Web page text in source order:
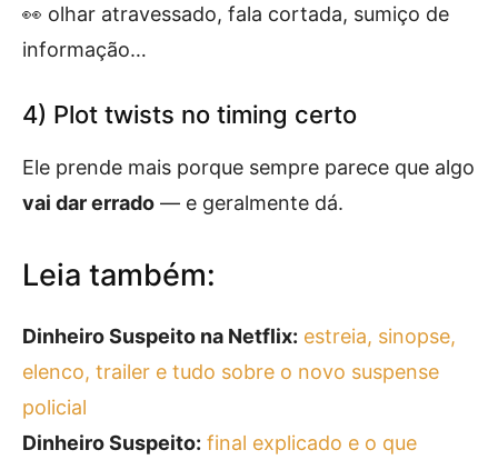
👀 olhar atravessado, fala cortada, sumiço de
informação…
4) Plot twists no timing certo
Ele prende mais porque sempre parece que algo
vai dar errado — e geralmente dá.
Leia também:
Dinheiro Suspeito na Netflix: estreia, sinopse,
elenco, trailer e tudo sobre o novo suspense
policial
Dinheiro Suspeito: final explicado e o que